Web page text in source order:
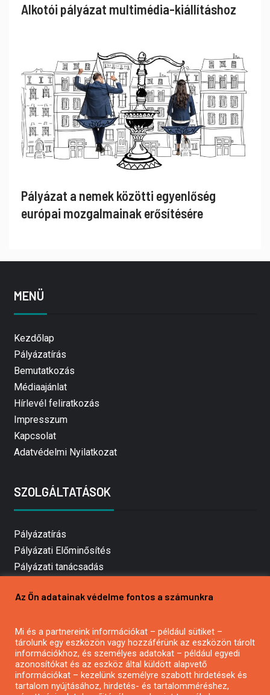
Alkotói pályázat multimédia-kiállításhoz
Pályázat a nemek közötti egyenlőség
európai mozgalmainak erősítésére
MENÜ
Kezdőlap
Pályázatírás
Bemutatkozás
Médiaajánlat
Hírlevél feliratkozás
Impresszum
Kapcsolat
Adatvédelmi Nyilatkozat
SZOLGÁLTATÁSOK
Pályázatírás
Pályázati Előminősítés
Pályázati tanácsadás
Mezőgazdasági pályázatírás
Pályázatírás civil szervezeteknek
Pályázatírás önkormányzatoknak
Pályázatfigyelés
Specifikus pályázatfigyelés vagy hírlevél
Az Ön adatainak védelme fontos a számunkra
Mi és a partnereink információkat – például sütiket –
tárolunk egy eszközön vagy hozzáférünk az eszközön tárolt
információkhoz, és személyes adatokat – például egyedi
azonosítókat és az eszköz által küldött alapvető
információkat – kezelünk személyre szabott hirdetések és
tartalom nyújtásához, hirdetés- és tartalomméréshez,